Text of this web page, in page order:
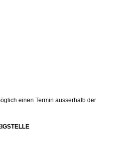
einen Termin ausserhalb der